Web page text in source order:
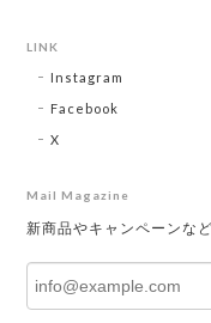
LINK
Instagram
Facebook
X
Mail Magazine
新商品やキャンペーンな